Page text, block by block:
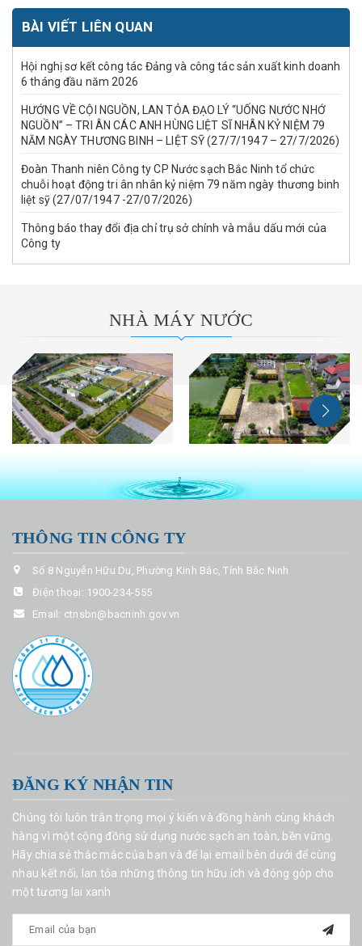
BÀI VIẾT LIÊN QUAN
Hội nghị sơ kết công tác Đảng và công tác sản xuất kinh doanh
6 tháng đầu năm 2026
HƯỚNG VỀ CỘI NGUỒN, LAN TỎA ĐẠO LÝ “UỐNG NƯỚC NHỚ
NGUỒN” – TRI ÂN CÁC ANH HÙNG LIỆT SĨ NHÂN KỶ NIỆM 79
NĂM NGÀY THƯƠNG BINH – LIỆT SỸ (27/7/1947 – 27/7/2026)
Đoàn Thanh niên Công ty CP Nước sạch Bắc Ninh tổ chức
chuỗi hoạt động tri ân nhân kỷ niệm 79 năm ngày thương binh
liệt sỹ (27/07/1947 -27/07/2026)
Thông báo thay đổi địa chỉ trụ sở chính và mẫu dấu mới của
Công ty
NHÀ MÁY NƯỚC
THÔNG TIN CÔNG TY
Số 8 Nguyễn Hữu Du, Phường Kinh Bắc, Tỉnh Bắc Ninh
Điện thoại: 1900-234-555
Email: ctnsbn@bacninh.gov.vn
ĐĂNG KÝ NHẬN TIN
Chúng tôi luôn trân trọng mọi ý kiến và đồng hành cùng khách
hàng vì một cộng đồng sử dụng nước sạch an toàn, bền vững.
Hãy chia sẻ thắc mắc của bạn và để lại email bên dưới để cùng
nhau kết nối, lan tỏa những thông tin hữu ích và đóng góp cho
một tương lai xanh